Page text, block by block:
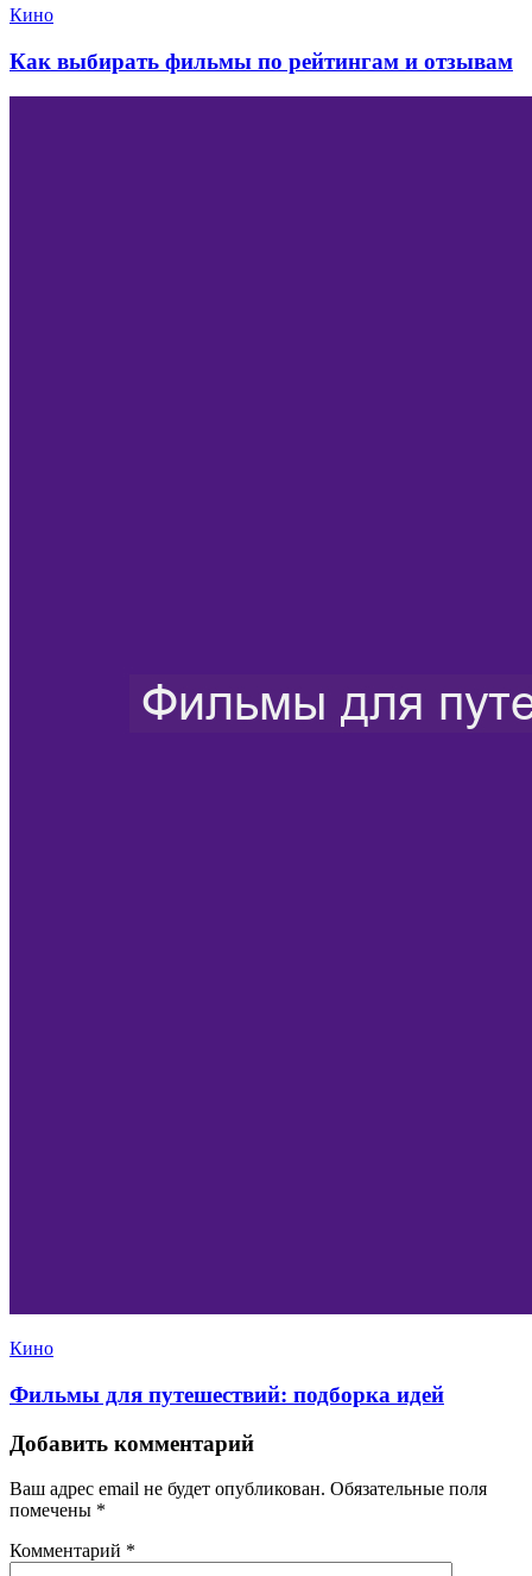
Кино
Как выбирать фильмы по рейтингам и отзывам
Кино
Фильмы для путешествий: подборка идей
Добавить комментарий
Ваш адрес email не будет опубликован. Обязательные поля
помечены *
Комментарий *